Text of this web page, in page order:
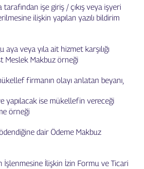
işe giriş / çıkış veya işyeri
ilişkin yapılan yazılı bildirim
aya veya yıla ait hizmet karşılığı
Meslek Makbuz örneği
firmanın olayı anlatan beyanı,
yapılacak ise mükellefin vereceği
örneği
dair Ödeme Makbuz
İşlenmesine İlişkin İzin Formu ve Ticari